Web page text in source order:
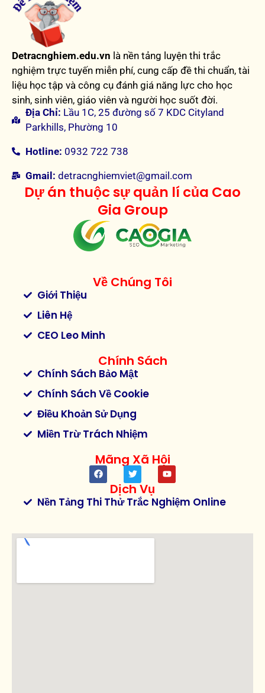
Detracnghiem.edu.vn là nền tảng luyện thi trắc
nghiệm trực tuyến miễn phí, cung cấp đề thi chuẩn, tài
liệu học tập và công cụ đánh giá năng lực cho học
sinh, sinh viên, giáo viên và người học suốt đời.
Địa Chỉ: Lầu 1C, 25 đường số 7 KDC Cityland
Parkhills, Phường 10
Hotline: 0932 722 738
Gmail: detracnghiemviet@gmail.com
Dự án thuộc sự quản lí của Cao
Gia Group
Về Chúng Tôi
Giới Thiệu
Liên Hệ
CEO Leo Minh
Chính Sách
Chính Sách Bảo Mật
Chính Sách Về Cookie
Điều Khoản Sử Dụng
Miền Trừ Trách Nhiệm
Mãng Xã Hội
Dịch Vụ
Nền Tảng Thi Thử Trắc Nghiệm Online